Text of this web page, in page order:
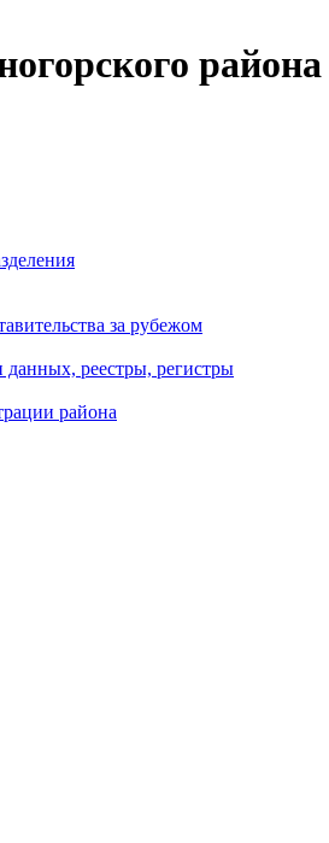
района
за рубежом
реестры, регистры
района